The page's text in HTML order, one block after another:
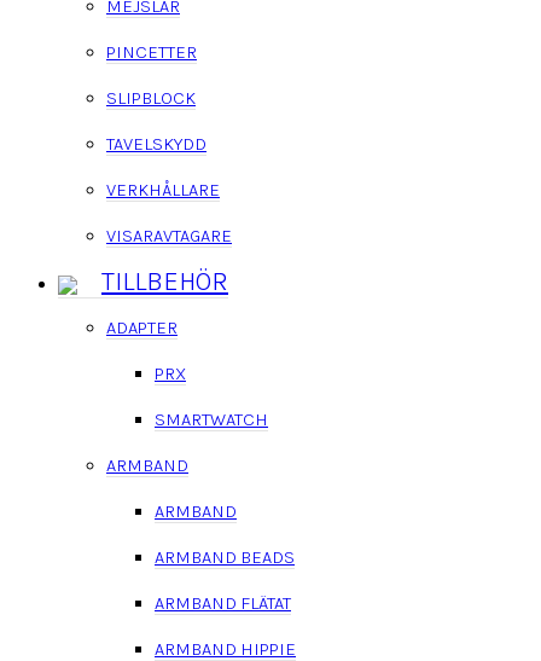
MEJSLAR
PINCETTER
SLIPBLOCK
TAVELSKYDD
VERKHÅLLARE
VISARAVTAGARE
TILLBEHÖR
ADAPTER
PRX
SMARTWATCH
ARMBAND
ARMBAND
ARMBAND BEADS
ARMBAND FLÄTAT
ARMBAND HIPPIE